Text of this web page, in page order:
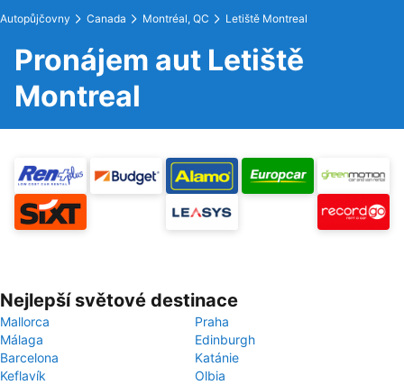
Autopůjčovny Canada Montréal, QC Letiště Montreal
Pronájem aut Letiště
Montreal
Nejlepší světové destinace
Mallorca
Praha
Málaga
Edinburgh
Barcelona
Katánie
Keflavík
Olbia